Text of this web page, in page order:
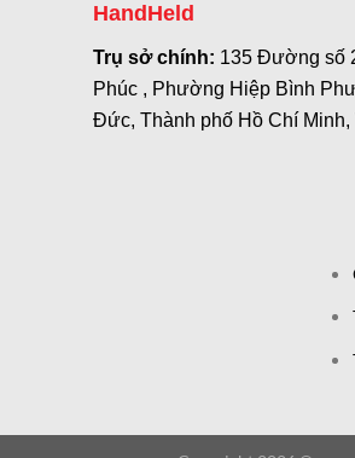
HandHeld
Trụ sở chính: 135 Đường số
Phúc , Phường Hiệp Bình
Đức, Thành phố Hồ Chí Minh,